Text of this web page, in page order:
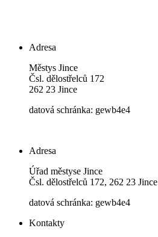
Adresa
Městys Jince
Čsl. dělostřelců 172
262 23 Jince
datová schránka: gewb4e4
Adresa
Úřad městyse Jince
Čsl. dělostřelců 172, 262 23 Jince
datová schránka: gewb4e4
Kontakty